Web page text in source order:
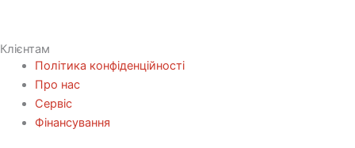
Клієнтам
Політика конфіденційності
Про нас
Сервіс
Фінансування